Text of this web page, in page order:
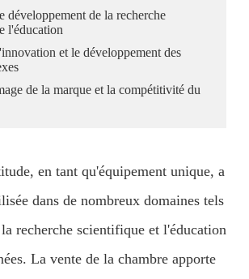
développement de la recherche
l'éducation
et le développement des
de la marque et la compétitivité du
en tant qu'équipement unique, a
dans de nombreux domaines tels
recherche scientifique et l'éducation
La vente de la chambre apporte